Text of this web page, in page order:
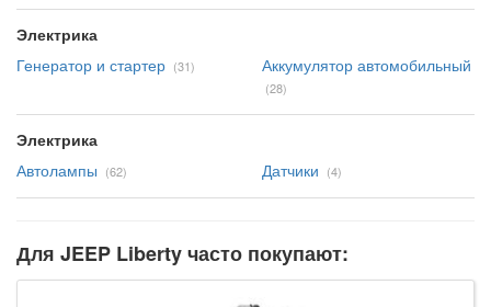
Электрика
Генератор и стартер (31) Аккумулятор автомобильный
(28)
Электрика
Автолампы (62) Датчики (4)
Для JEEP Liberty часто покупают: